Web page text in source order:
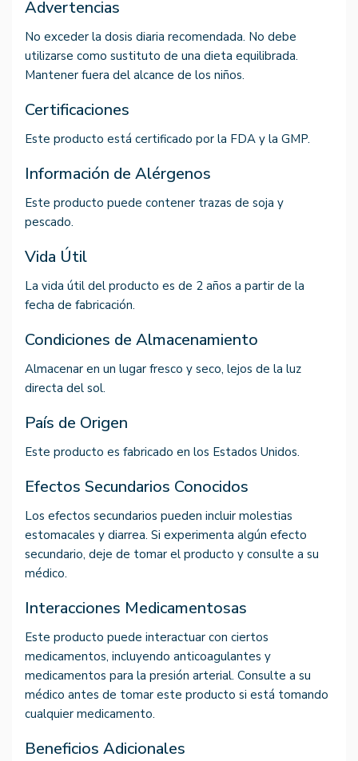
Advertencias
No exceder la dosis diaria recomendada. No debe
utilizarse como sustituto de una dieta equilibrada.
Mantener fuera del alcance de los niños.
Certificaciones
Este producto está certificado por la FDA y la GMP.
Información de Alérgenos
Este producto puede contener trazas de soja y
pescado.
Vida Útil
La vida útil del producto es de 2 años a partir de la
fecha de fabricación.
Condiciones de Almacenamiento
Almacenar en un lugar fresco y seco, lejos de la luz
directa del sol.
País de Origen
Este producto es fabricado en los Estados Unidos.
Efectos Secundarios Conocidos
Los efectos secundarios pueden incluir molestias
estomacales y diarrea. Si experimenta algún efecto
secundario, deje de tomar el producto y consulte a su
médico.
Interacciones Medicamentosas
Este producto puede interactuar con ciertos
medicamentos, incluyendo anticoagulantes y
medicamentos para la presión arterial. Consulte a su
médico antes de tomar este producto si está tomando
cualquier medicamento.
Beneficios Adicionales